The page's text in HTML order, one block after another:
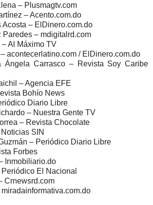
– Plusmagtv.com
– Acento.com.do
Acosta – ElDinero.com.do
Paredes – mdigitalrd.com
Al Máximo TV
acontecerlatino.com / ElDinero.com.do
Ángela Carrasco – Revista Soy Caribe
– Agencia EFE
Bohío News
Diario Libre
– Nuestra Gente TV
– Revista Chocolate
SIN
– Periódico Diario Libre
Forbes
Inmobiliario.do
El Nacional
Crnewsrd.com